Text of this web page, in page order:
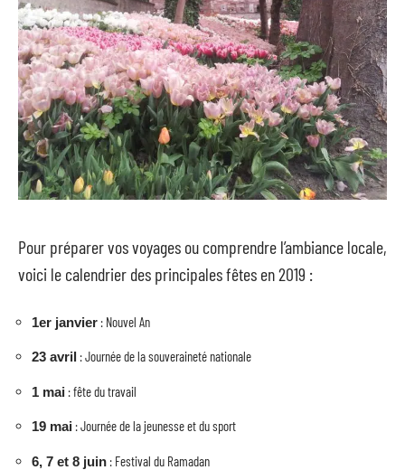
Pour préparer vos voyages ou comprendre l’ambiance locale,
voici le calendrier des principales fêtes en 2019 :
1er janvier : Nouvel An
23 avril : Journée de la souveraineté nationale
1 mai : fête du travail
19 mai : Journée de la jeunesse et du sport
6, 7 et 8 juin : Festival du Ramadan